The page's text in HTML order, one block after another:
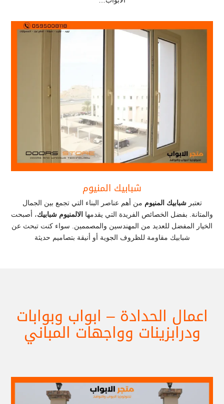
شبابيك المنيوم
تعتبرشبابيك المنيوم من أهم عناصر البناء التي تجمع بين الجمال
والمتانة. بفضل الخصائص الفريدة التي يقدمها الالمنيوم شبابيك، أصبحت
الخيار المفضل للعديد من المهندسين والمصممين. سواء كنت تبحث عن
شبابيك مقاومة للظروف الجوية أو أنيقة بتصاميم حديثة
اعمال الحدادة – ابواب وبوابات
ودرابزينات وواجهات المباني